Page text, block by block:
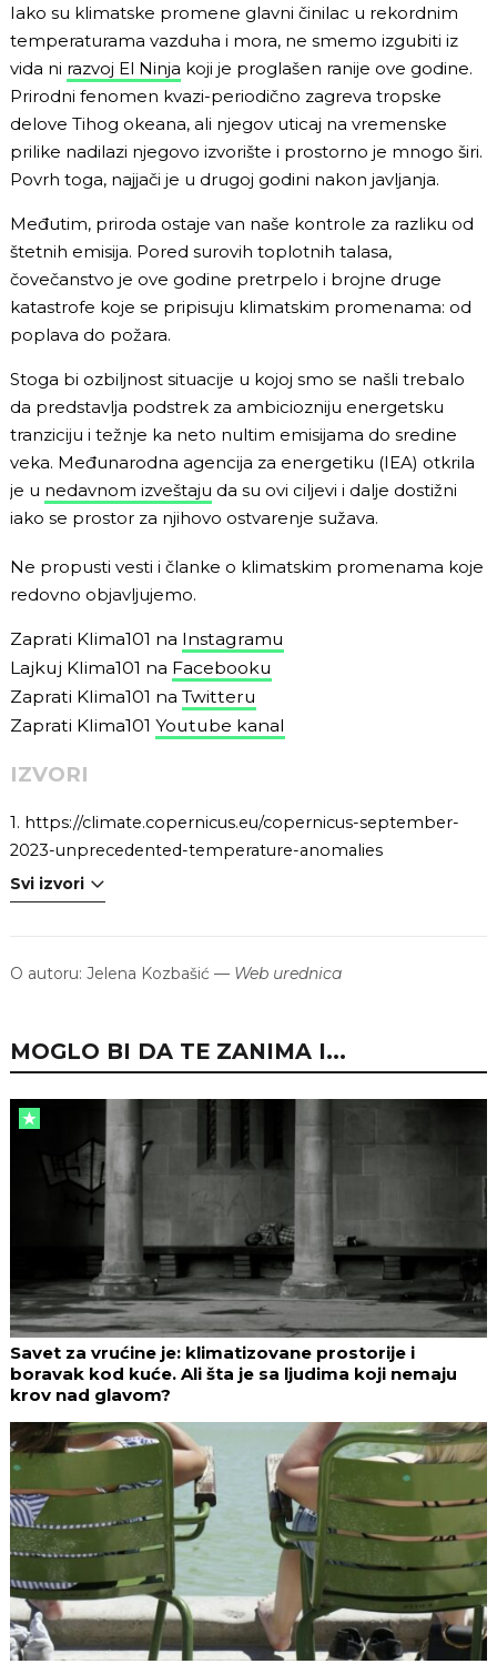
Iako su klimatske promene glavni činilac u rekordnim
temperaturama vazduha i mora, ne smemo izgubiti iz
vida ni razvoj El Ninja koji je proglašen ranije ove godine.
Prirodni fenomen kvazi-periodično zagreva tropske
delove Tihog okeana, ali njegov uticaj na vremenske
prilike nadilazi njegovo izvorište i prostorno je mnogo širi.
Povrh toga, najjači je u drugoj godini nakon javljanja.
Međutim, priroda ostaje van naše kontrole za razliku od
štetnih emisija. Pored surovih toplotnih talasa,
čovečanstvo je ove godine pretrpelo i brojne druge
katastrofe koje se pripisuju klimatskim promenama: od
poplava do požara.
Stoga bi ozbiljnost situacije u kojoj smo se našli trebalo
da predstavlja podstrek za ambiciozniju energetsku
tranziciju i težnje ka neto nultim emisijama do sredine
veka. Međunarodna agencija za energetiku (IEA) otkrila
je u nedavnom izveštaju da su ovi ciljevi i dalje dostižni
iako se prostor za njihovo ostvarenje sužava.
Ne propusti vesti i članke o klimatskim promenama koje
redovno objavljujemo.
Zaprati Klima101 na Instagramu
Lajkuj Klima101 na Facebooku
Zaprati Klima101 na Twitteru
Zaprati Klima101 Youtube kanal
IZVORI
1. https://climate.copernicus.eu/copernicus-september-
2023-unprecedented-temperature-anomalies
Svi izvori
O autoru: Jelena Kozbašić — Web urednica
MOGLO BI DA TE ZANIMA I...
Savet za vrućine je: klimatizovane prostorije i
boravak kod kuće. Ali šta je sa ljudima koji nemaju
krov nad glavom?